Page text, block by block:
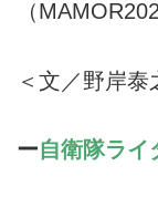
（
＜文／野岸
ー自衛隊ライ